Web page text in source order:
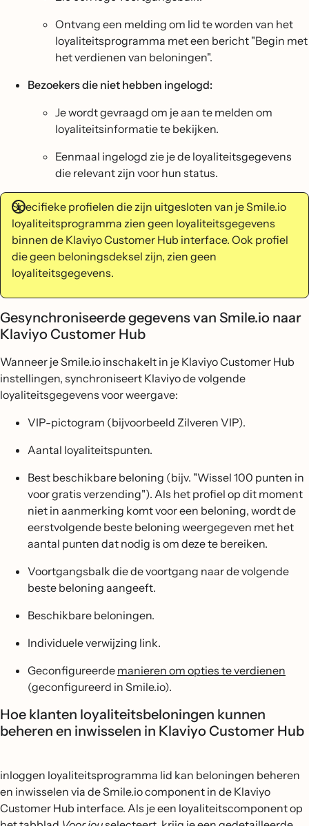
Ontvang een melding om lid te worden van het
loyaliteitsprogramma met een bericht "Begin met
het verdienen van beloningen".
Bezoekers die niet hebben ingelogd:
Je wordt gevraagd om je aan te melden om
loyaliteitsinformatie te bekijken.
Eenmaal ingelogd zie je de loyaliteitsgegevens
die relevant zijn voor hun status.
Specifieke profielen die zijn uitgesloten van je Smile.io
loyaliteitsprogramma zien geen loyaliteitsgegevens
binnen de Klaviyo Customer Hub interface. Ook profiel
die geen beloningsdeksel zijn, zien geen
loyaliteitsgegevens.
Gesynchroniseerde gegevens van Smile.io naar
Klaviyo Customer Hub
Wanneer je Smile.io inschakelt in je Klaviyo Customer Hub
instellingen, synchroniseert Klaviyo de volgende
loyaliteitsgegevens voor weergave:
VIP-pictogram (bijvoorbeeld Zilveren VIP).
Aantal loyaliteitspunten.
Best beschikbare beloning (bijv. "Wissel 100 punten in
voor gratis verzending"). Als het profiel op dit moment
niet in aanmerking komt voor een beloning, wordt de
eerstvolgende beste beloning weergegeven met het
aantal punten dat nodig is om deze te bereiken.
Voortgangsbalk die de voortgang naar de volgende
beste beloning aangeeft.
Beschikbare beloningen.
Individuele verwijzing link.
Geconfigureerde manieren om opties te verdienen
(geconfigureerd in Smile.io).
Hoe klanten loyaliteitsbeloningen kunnen
beheren en inwisselen in Klaviyo Customer Hub
inloggen loyaliteitsprogramma lid kan beloningen beheren
en inwisselen via de Smile.io component in de Klaviyo
Customer Hub interface. Als je een loyaliteitscomponent op